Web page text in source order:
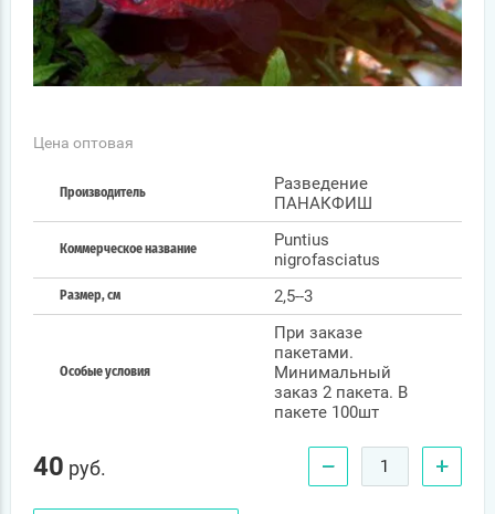
Цена оптовая
Производитель
Разведение
ПАНАКФИШ
Коммерческое название
Puntius
nigrofasciatus
Размер, см 2,5--3
Особые условия
При заказе
пакетами.
Минимальный
заказ 2 пакета. В
пакете 100шт
40 руб. − +